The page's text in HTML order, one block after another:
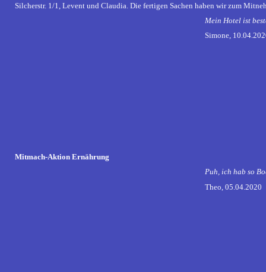
Silcherstr. 1/1, Levent und Claudia. Die fertigen Sachen haben wir zum
Mein Hotel ist
Simone,
Mitmach-Aktion Ernährung
Puh, ich hab so
Theo, 05.04.2020